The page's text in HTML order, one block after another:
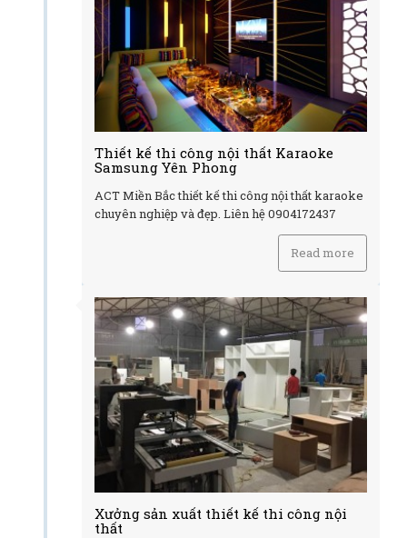
Thiết kế thi công nội thất Karaoke
Samsung Yên Phong
ACT Miền Bắc thiết kế thi công nội thất karaoke
chuyên nghiệp và đẹp. Liên hệ 0904172437
Read more
Xưởng sản xuất thiết kế thi công nội
thất